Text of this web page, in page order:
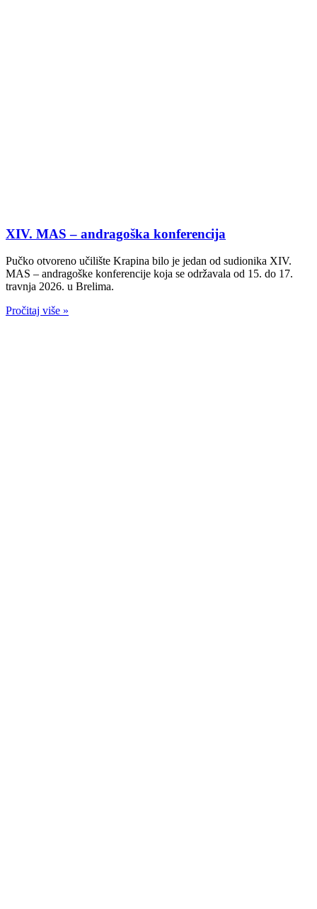
XIV. MAS – andragoška konferencija
Pučko otvoreno učilište Krapina bilo je jedan od sudionika XIV.
MAS – andragoške konferencije koja se održavala od 15. do 17.
travnja 2026. u Brelima.
Pročitaj više »